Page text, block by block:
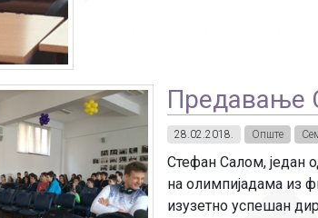
Предавање
28.02.2018. Опште
Стефан Салом, један
на олимпијадама из
изузетно успешан